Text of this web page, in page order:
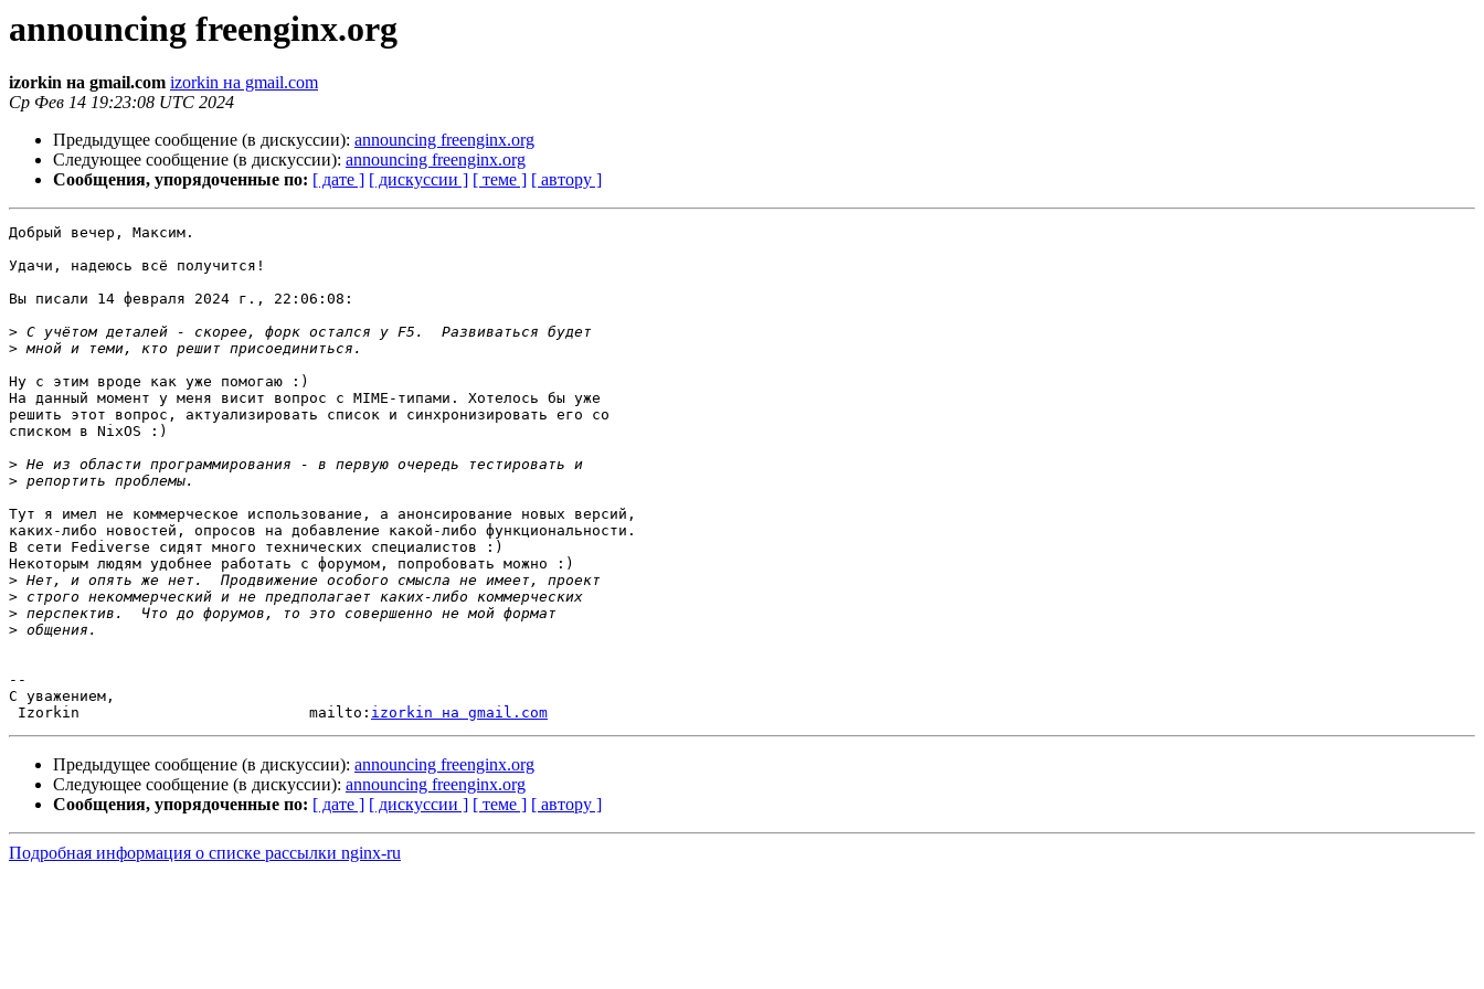
announcing freenginx.org
izorkin на gmail.com izorkin на gmail.com
Ср Фев 14 19:23:08 UTC 2024
Предыдущее сообщение (в дискуссии): announcing freenginx.org
Следующее сообщение (в дискуссии): announcing freenginx.org
Сообщения, упорядоченные по: [ дате ] [ дискуссии ] [ теме ] [ автору ]
Добрый вечер, Максим.
Удачи, надеюсь всё получится!
Вы писали 14 февраля 2024 г., 22:06:08:
>
>
Ну с этим вроде как уже помогаю :)
На данный момент у меня висит вопрос с MIME-типами. Хотелось бы уже
решить этот вопрос, актуализировать список и синхронизировать его со
списком в NixOS :)
>
>
Тут я имел не коммерческое использование, а анонсирование новых версий,
каких-либо новостей, опросов на добавление какой-либо функциональности.
В сети Fediverse сидят много технических специалистов :)
Некоторым людям удобнее работать с форумом, попробовать можно :)
>
>
>
>
--
С уважением,
Izorkin                          mailto: izorkin на gmail.com
Предыдущее сообщение (в дискуссии): announcing freenginx.org
Следующее сообщение (в дискуссии): announcing freenginx.org
Сообщения, упорядоченные по: [ дате ] [ дискуссии ] [ теме ] [ автору ]
Подробная информация о списке рассылки nginx-ru